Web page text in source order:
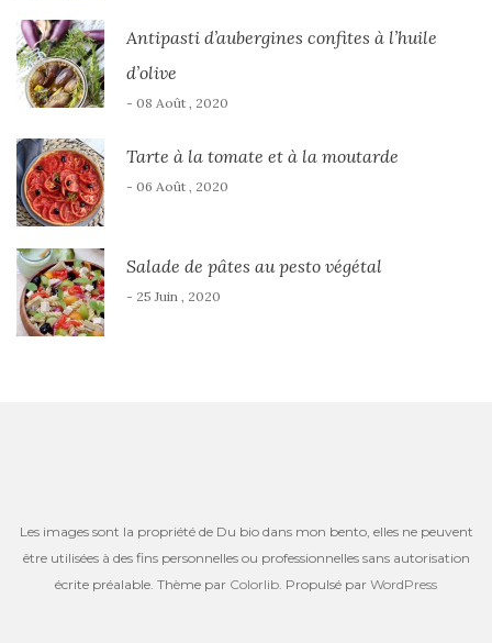
Antipasti d’aubergines confites à l’huile
d’olive
- 08 Août , 2020
Tarte à la tomate et à la moutarde
- 06 Août , 2020
Salade de pâtes au pesto végétal
- 25 Juin , 2020
Les images sont la propriété de Du bio dans mon bento, elles ne peuvent
être utilisées à des fins personnelles ou professionnelles sans autorisation
écrite préalable. Thème par Colorlib. Propulsé par WordPress